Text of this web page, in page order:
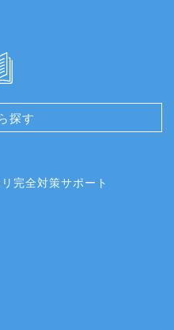
探す
完全対策サポート